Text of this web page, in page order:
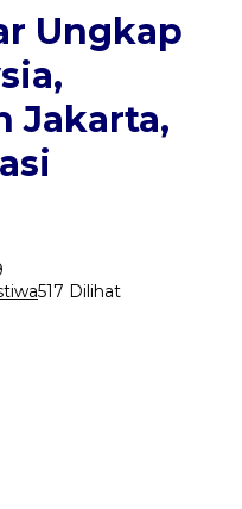
Ungkap
Jakarta,
517 Dilihat